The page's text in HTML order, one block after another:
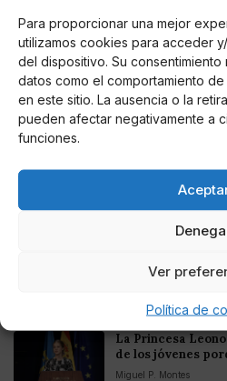
Para proporcionar una mejor
utilizamos cookies para acceder
del dispositivo. Su
datos como el comportamiento
en este sitio. La ausencia o la
pueden afectar negativamente a
funciones.
Ver
Política de
criptomonedas
Entretenimiento
Fortnite regresa
Europea
Te puede interesar
para desatascar
Miguel P. Montes
La Princesa
de los jóvenes
Miguel P. Montes